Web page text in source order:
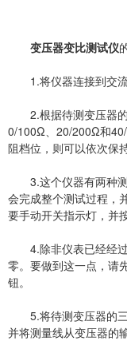
变压器变比测试仪
1.将仪器连接到交流
2.根据待测变压器的
0/100Ω、20/200Ω和
阻档位，则可以依次保
3.这个仪器有两种测
会完成整个测试过程，
要手动开关指示灯，并
4.除非仪表已经经过
零。要做到这一点，请
钮。
5.将待测变压器的三
并将测量线从变压器的